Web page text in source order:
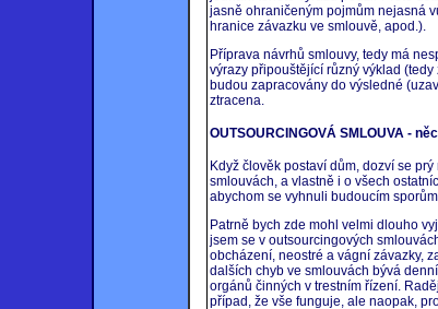
jasně ohraničeným pojmům nejasná
hranice závazku ve smlouvě, apod.).
Příprava návrhů smlouvy, tedy má
výrazy připouštějící různý výklad
budou zapracovány do výsledné
ztracena.
OUTSOURCINGOVÁ SMLOUVA -
Když člověk postaví dům, dozví se
smlouvách, a vlastně i o všech
abychom se vyhnuli budoucím
Patrně bych zde mohl velmi dlouho
jsem se v outsourcingových
obcházení, neostré a vágní závazky,
dalších chyb ve smlouvách bývá
orgánů činných v trestním řízení.
případ, že vše funguje, ale naopak,